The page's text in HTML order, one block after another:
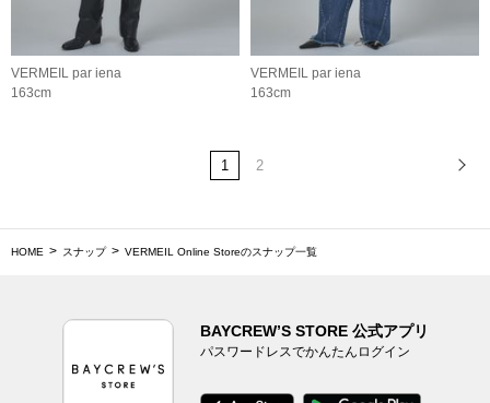
VERMEIL par iena
163cm
VERMEIL par iena
163cm
1 2
HOME スナップ VERMEIL Online Storeのスナップ一覧
BAYCREW’S STORE 公式アプリ
パスワードレスでかんたんログイン